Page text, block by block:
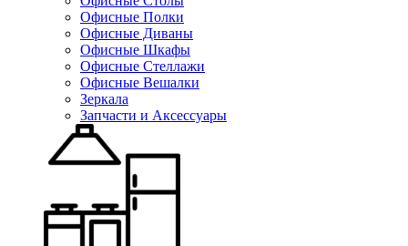
Офисные Полки
Офисные Диваны
Офисные Шкафы
Офисные Стеллажи
Офисные Вешалки
Зеркала
Запчасти и Аксессуары